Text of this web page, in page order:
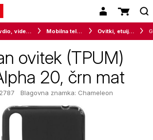
Avdio, video in telefonija Mobilna telefonija Ovitki, etuiji, torbice in držala
ovitek (TPUM)
20, črn mat
Blagovna znamka: Chameleon